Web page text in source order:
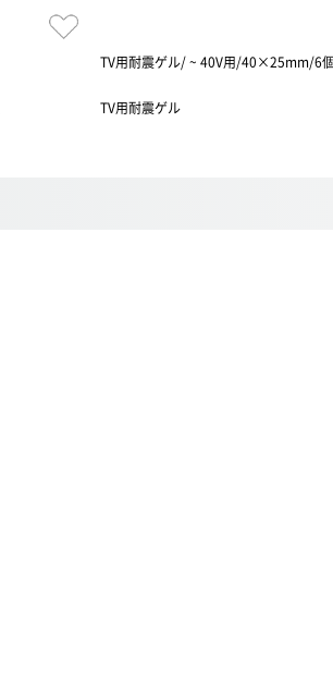
TV用耐震ゲル/ ~ 40V用/40×25mm/6
TV用耐震ゲル